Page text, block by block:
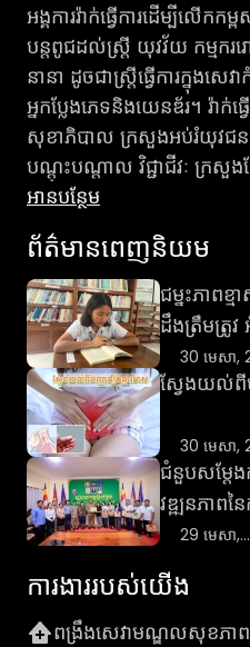
អង្គការរ៉ាក់ធ្វើការដើម្បីលើក
បន្តពូជដល់ស្រ្តី យុវវ័យ កម្មករ
នានា ដូចជាស្រ្តីធ្វើការក្នុង
អ្នកប្លែងភេទនិងយេនឌ័រ។ រ៉ាក់
សុខាភិបាល ក្រសួងអប់រំយុវជន
បណ្តុះបណ្តាល វិជ្ជាជីវៈ ក្រសួ
សាកលវិទ្យាល័យ រោងចក្រសហគ្
ក្នុងរាជធានីភ្នំពេញ និងបណ្ដាខ
សុខាភិបាលសាធារណៈ លើកកម្ព
សុខាភិបាលសាធារណៈ និងឯក
ផ្លូវភេទគ្រប់ជ្រុងជ្រោយដល់យុវ
ចូលគេហទំព័រ
RHAC Social Page និង
មានចំងល់ផ្នែកសុខភាព ឬសេវ
ទូរស័ព្ទដូចខាងក្រោម៖
អាន​បន្ថែម
ព័ត៌មានពេញនិយម
ជម្នះភាព
ដឹងត្រឹមត្រូ
ភាពបន្តពូជ
30 មេសា,
ស្វែងយល់ពីប
30 មេសា,
ជំនួបសម្តែង
វឌ្ឍនភាពន
រ៉ាក់ ជាមួ
អភិបាលខេត្
29 មេសា,
ការងារ​របស់​យើង
ពង្រឹងសេវាមណ្ឌលសុខភាព